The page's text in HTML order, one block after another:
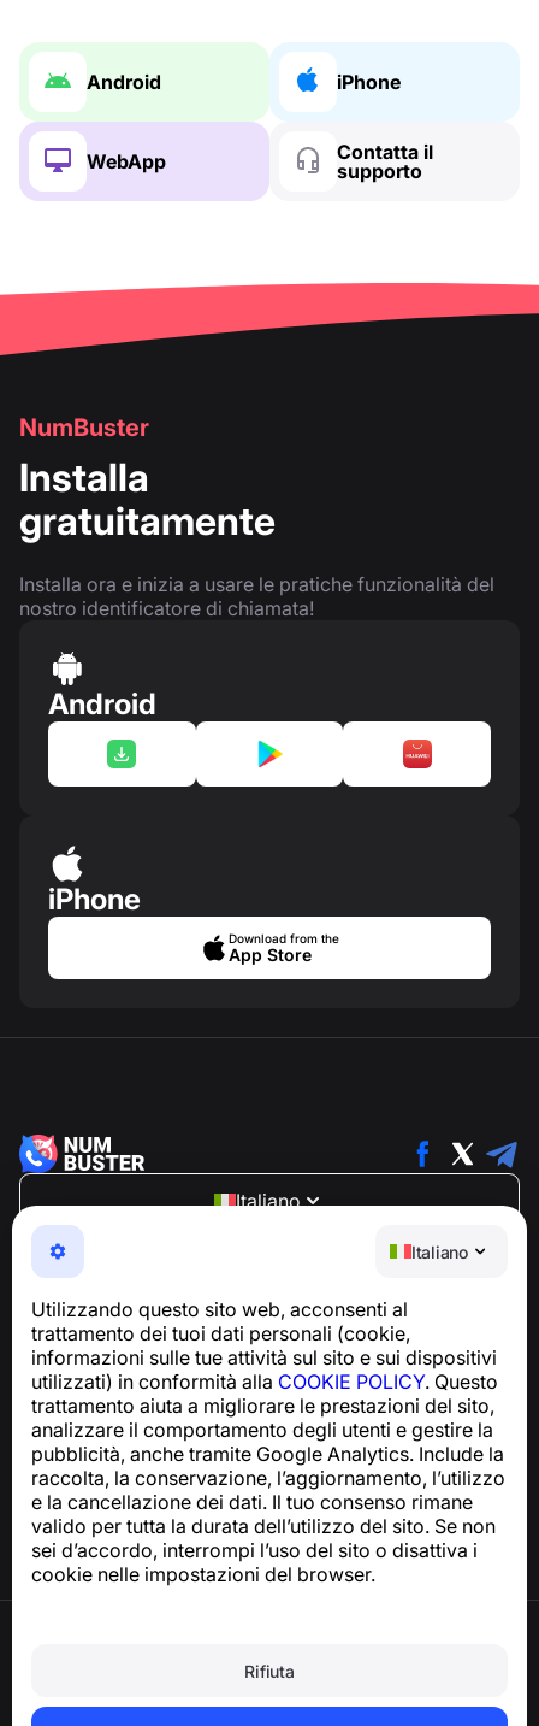
Italiano
Utilizzando questo sito web, acconsenti al
trattamento dei tuoi dati personali (cookie,
informazioni sulle tue attività sul sito e sui dispositivi
utilizzati) in conformità alla COOKIE POLICY. Questo
trattamento aiuta a migliorare le prestazioni del sito,
analizzare il comportamento degli utenti e gestire la
pubblicità, anche tramite Google Analytics. Include la
raccolta, la conservazione, l’aggiornamento, l’utilizzo
e la cancellazione dei dati. Il tuo consenso rimane
valido per tutta la durata dell’utilizzo del sito. Se non
sei d’accordo, interrompi l’uso del sito o disattiva i
cookie nelle impostazioni del browser.
Rifiuta
Android iPhone
WebApp
Contatta il
supporto
NumBuster
Installa
gratuitamente
Installa ora e inizia a usare le pratiche funzionalità del
nostro identificatore di chiamata!
Android
iPhone
Download from the
App Store
Italiano
NumBuster © 2013—2026 ·
support@numbuster.com
Un'app facile da usare che ti protegge da truffe
Per richieste relative alla conformità al GDPR:
support@numbuster.com
Centro assistenza
Notizie e articoli
Informazioni sul progetto
Contatti